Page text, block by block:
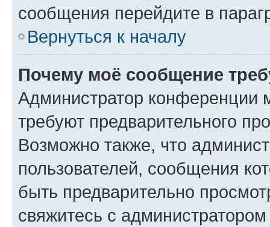
сообщения перейдите в
Вернуться к началу
Почему моё сообщение
Администратор конференции
требуют предварительного
Возможно также, что
пользователей, сообщения
быть предварительно
свяжитесь с